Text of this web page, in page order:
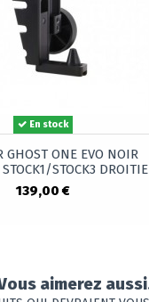
En stock
GHOST ONE EVO NOIR
STOCK3
139,00 €
aimerez